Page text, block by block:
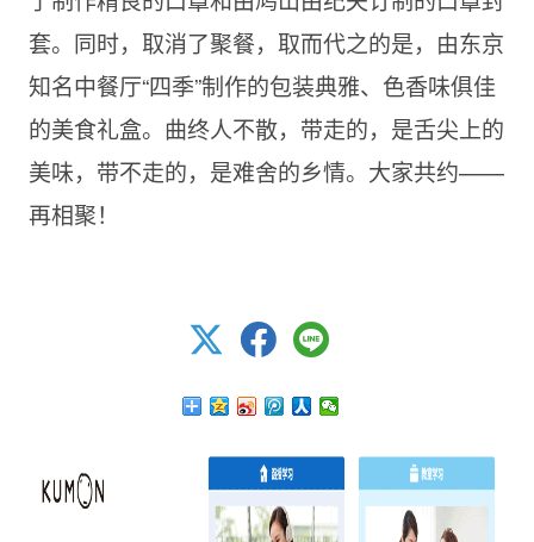
套。同时，取消了聚餐，取而代之的是，由东京
知名中餐厅“四季”制作的包装典雅、色香味俱佳
的美食礼盒。曲终人不散，带走的，是舌尖上的
美味，带不走的，是难舍的乡情。大家共约——
再相聚！